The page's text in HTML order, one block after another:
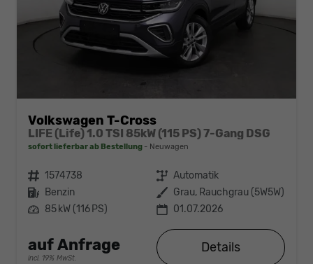
Volkswagen T-Cross
LIFE (Life) 1.0 TSI 85kW (115 PS) 7-Gang DSG
sofort lieferbar ab Bestellung Neuwagen
Fahrzeugnr. 1574738 Getriebe Automatik
Kraftstoff Benzin Außenfarbe Grau, Rauchgrau (5W5W)
Leistung 85 kW (116 PS) 01.07.2026
auf Anfrage
incl. 19% MwSt.
Details